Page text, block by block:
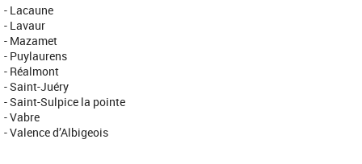
- Lacaune
- Lavaur
- Mazamet
- Puylaurens
- Réalmont
- Saint-Juéry
- Saint-Sulpice la pointe
- Vabre
​- Valence d’Albigeois